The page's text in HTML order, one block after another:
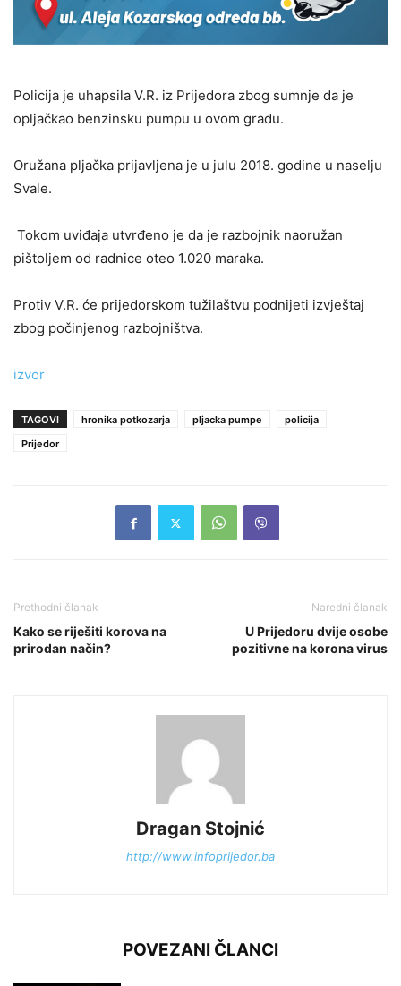
Policija je uhapsila V.R. iz Prijedora zbog sumnje da je
opljačkao benzinsku pumpu u ovom gradu.
Oružana pljačka prijavljena je u julu 2018. godine u naselju
Svale.
Tokom uviđaja utvrđeno je da je razbojnik naoružan
pištoljem od radnice oteo 1.020 maraka.
Protiv V.R. će prijedorskom tužilaštvu podnijeti izvještaj
zbog počinjenog razbojništva.
izvor
TAGOVI hronika potkozarja pljacka pumpe
policija
Prijedor
Prethodni članak
Kako se riješiti korova na
prirodan način?
Naredni članak
U Prijedoru dvije osobe
pozitivne na korona virus
Dragan Stojnić
http://www.infoprijedor.ba
POVEZANI ČLANCI